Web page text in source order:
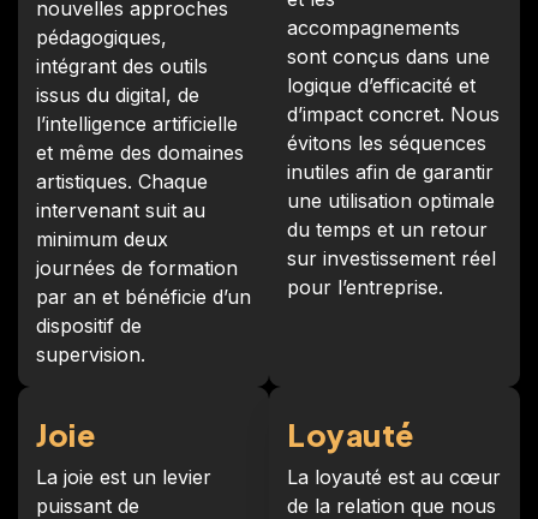
nouvelles approches
pédagogiques,
intégrant des outils
issus du digital, de
l’intelligence artificielle
et même des domaines
artistiques. Chaque
intervenant suit au
minimum deux
journées de formation
par an et bénéficie d’un
dispositif de
supervision.
accompagnements
sont conçus dans une
logique d’efficacité et
d’impact concret. Nous
évitons les séquences
inutiles afin de garantir
une utilisation optimale
du temps et un retour
sur investissement réel
pour l’entreprise.
Joie
La joie est un levier
puissant de
Loyauté
La loyauté est au cœur
de la relation que nous